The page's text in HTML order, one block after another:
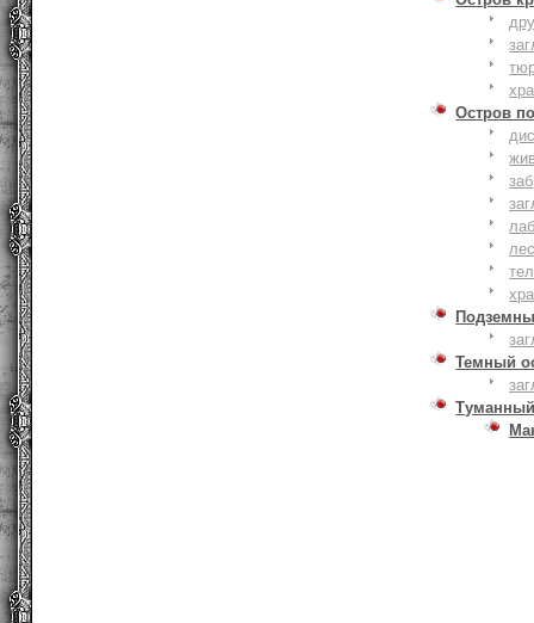
Остров
Темный